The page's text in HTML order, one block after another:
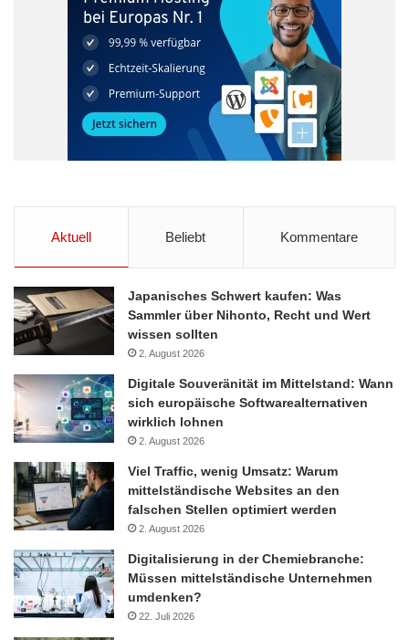
Online-Vortrag VoluNation
Aktuell Beliebt Kommentare
Japanisches Schwert kaufen: Was
Sammler über Nihonto, Recht und Wert
wissen sollten
2. August 2026
Digitale Souveränität im Mittelstand: Wann
sich europäische Softwarealternativen
wirklich lohnen
2. August 2026
Viel Traffic, wenig Umsatz: Warum
mittelständische Websites an den
falschen Stellen optimiert werden
2. August 2026
Digitalisierung in der Chemiebranche:
Müssen mittelständische Unternehmen
umdenken?
22. Juli 2026